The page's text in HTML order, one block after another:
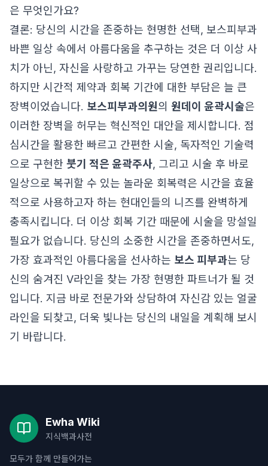
은 무엇인가요?
결론: 당신의 시간을 존중하는 현명한 선택, 보스피부과
바쁜 일상 속에서 아름다움을 추구하는 것은 더 이상 사
치가 아닌, 자신을 사랑하고 가꾸는 당연한 권리입니다.
하지만 시간적 제약과 회복 기간에 대한 부담은 늘 큰
장벽이었습니다. 보스피부과의원의 원데이 윤곽시술은
이러한 장벽을 허무는 혁신적인 대안을 제시합니다. 점
심시간을 활용한 빠르고 간편한 시술, 독자적인 기술력
으로 구현한 붓기 적은 윤곽주사, 그리고 시술 후 바로
일상으로 복귀할 수 있는 놀라운 회복력은 시간을 효율
적으로 사용하고자 하는 현대인들의 니즈를 완벽하게
충족시킵니다. 더 이상 회복 기간 때문에 시술을 망설일
필요가 없습니다. 당신의 소중한 시간을 존중하면서도,
가장 효과적인 아름다움을 선사하는 보스 피부과는 당
신의 숨겨진 V라인을 찾는 가장 현명한 파트너가 될 것
입니다. 지금 바로 전문가와 상담하여 자신감 있는 얼굴
라인을 되찾고, 더욱 빛나는 당신의 내일을 계획해 보시
기 바랍니다.
Ewha Wiki
지식백과사전
모두가 함께 만들어가는